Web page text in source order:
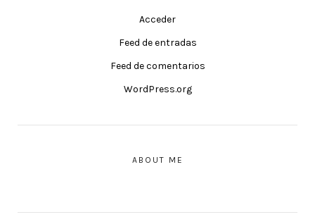
Acceder
Feed de entradas
Feed de comentarios
WordPress.org
ABOUT ME